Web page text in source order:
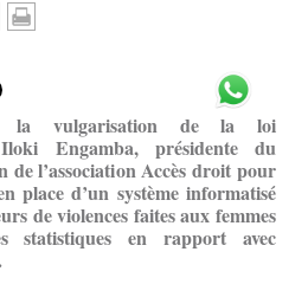
la vulgarisation de la loi
Engamba, présidente du
de l’association Accès droit pour
place d’un système informatisé
de violences faites aux femmes
statistiques en rapport avec